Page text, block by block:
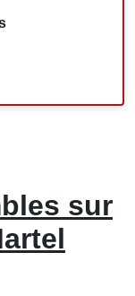
sur